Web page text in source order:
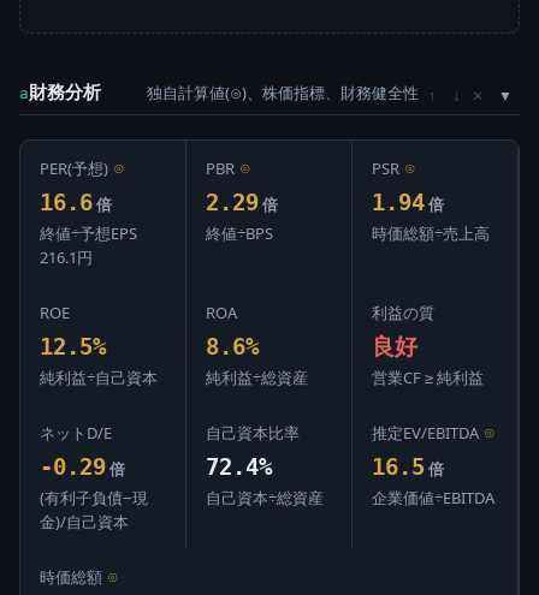
a財務分析 独自計算値(⊙)、株価指標、財務健全性 ↑ ↓ ×
PER(予想) ⊙
16.6 倍
終値÷予想EPS
216.1円
PBR ⊙
2.29 倍
終値÷BPS
PSR ⊙
1.94 倍
時価総額÷売上高
ROE
12.5%
純利益÷自己資本
ROA
8.6%
純利益÷総資産
利益の質
良好
営業CF ≥ 純利益
ネットD/E
-0.29 倍
(有利子負債−現
金)/自己資本
自己資本比率
72.4%
自己資本÷総資産
推定EV/EBITDA ⊙
16.5 倍
企業価値÷EBITDA
時価総額 ⊙